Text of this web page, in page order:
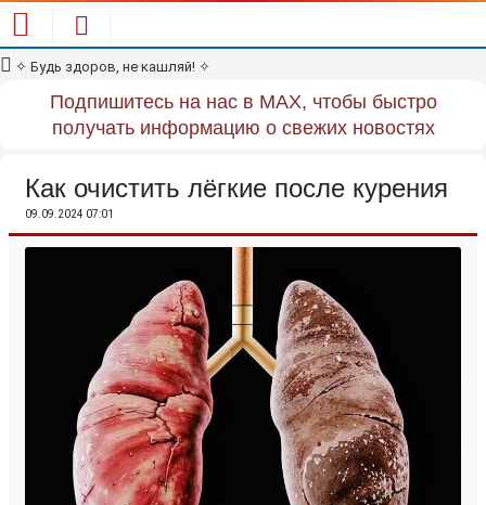
✧ Будь здоров, не кашляй! ✧
Подпишитесь на нас в MAX, чтобы быстро
получать информацию о свежих новостях
Как очистить лёгкие после курения
09.09.2024 07:01